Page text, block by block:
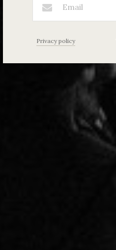
Privacy policy